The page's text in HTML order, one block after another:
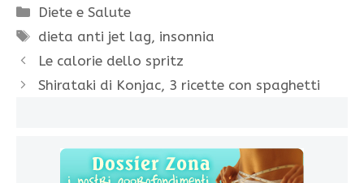
Categorie
Diete e Salute
Tag
dieta anti jet lag, insonnia
Le calorie dello spritz
Shirataki di Konjac, 3 ricette con spaghetti